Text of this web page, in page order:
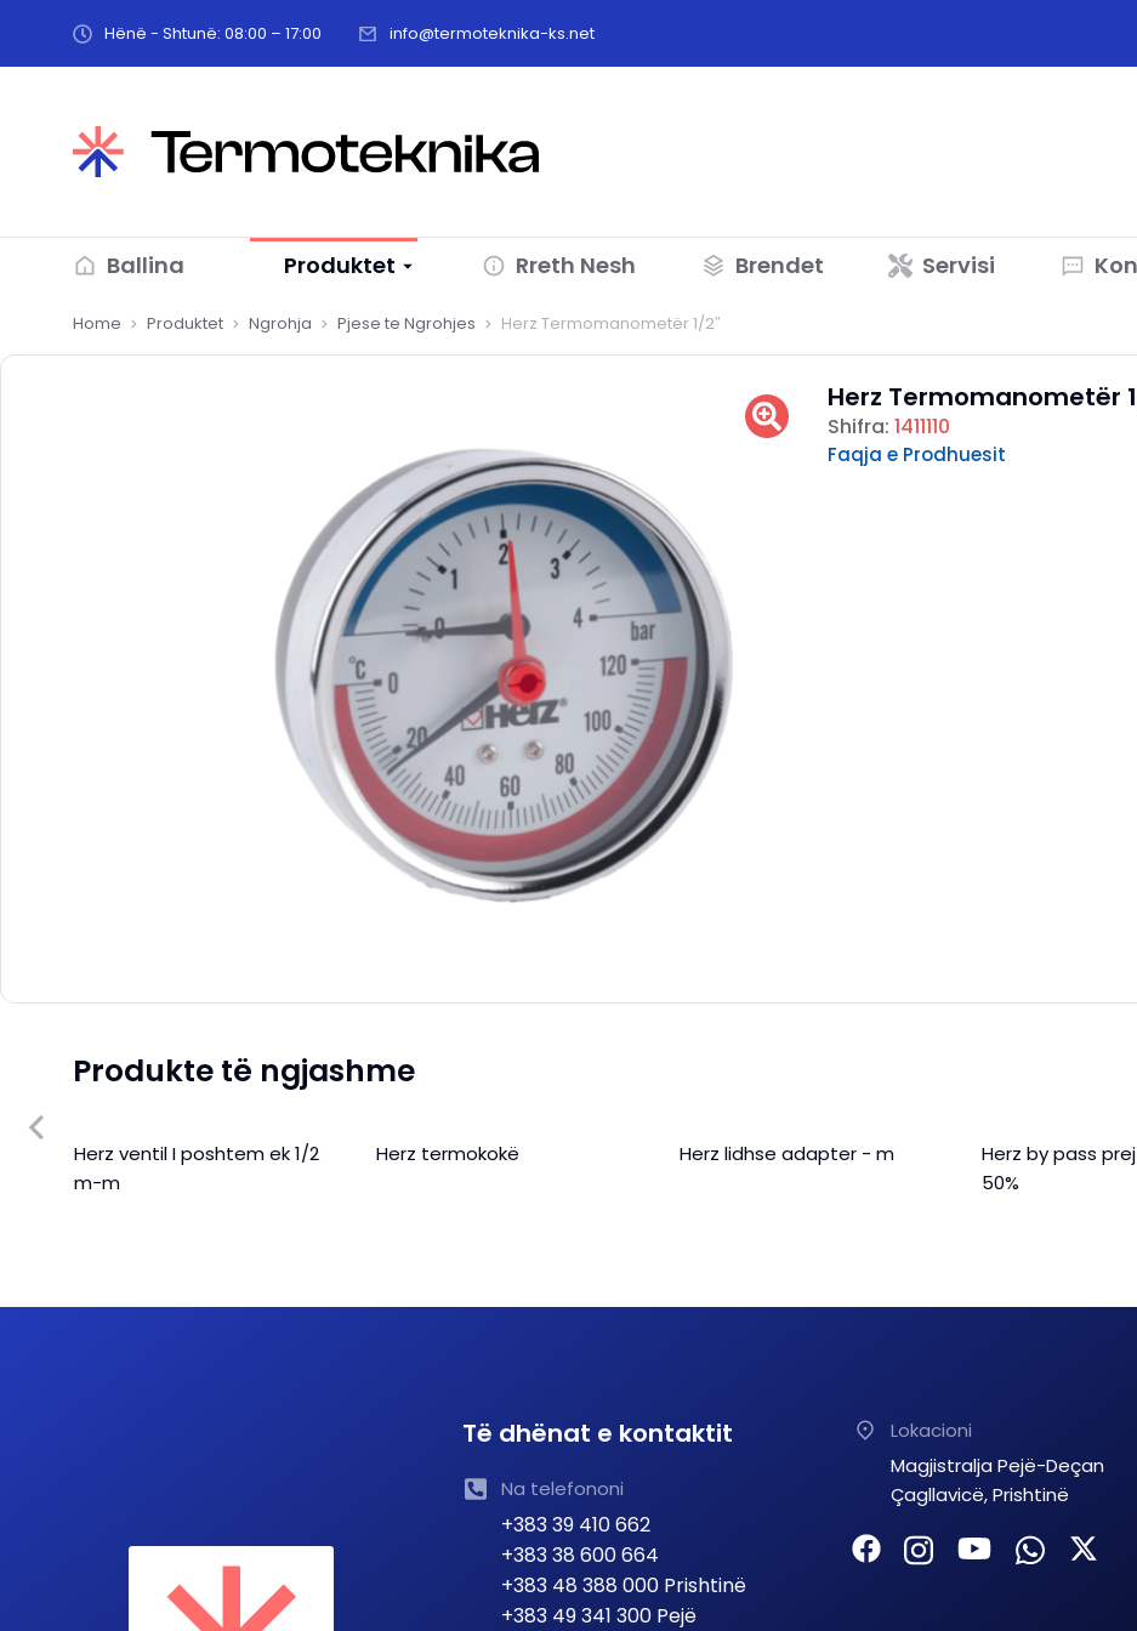
Hënë - Shtunë: 08:00 – 17:00 info@termoteknika-ks.net
Ballina Produktet Rreth Nesh Brendet Servisi
You are here:
Home Produktet Ngrohja Pjese te Ngrohjes Herz Termomanometër 1/2″
Herz Termomanometër
Shifra: 1411110
Faqja e Prodhuesit
Produkte të ngjashme
Herz ventil I poshtem ek 1/2
m-m
Herz termokokë Herz lidhse adapter - m
Herz by pass
50%
Të dhënat e kontaktit
Na telefononi
+383 39 410 662
+383 38 600 664
+383 48 388 000 Prishtinë
+383 49 341 300 Pejë
Lokacioni
Magjistralja Pejë-Deçan
Çagllavicë, Prishtinë